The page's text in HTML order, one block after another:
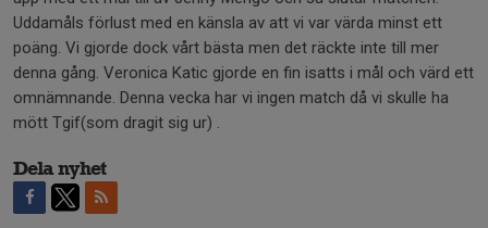
Uddamåls förlust med en känsla av att vi var värda minst ett
poäng. Vi gjorde dock vårt bästa men det räckte inte till mer
denna gång. Veronica Katic gjorde en fin isatts i mål och värd ett
omnämnande. Denna vecka har vi ingen match då vi skulle ha
mött Tgif(som dragit sig ur) .
Dela nyhet